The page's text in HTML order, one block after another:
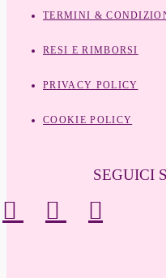
TERMINI &
RESI E RIMBORSI
PRIVACY POLICY
COOKIE POLICY
SEGUICI